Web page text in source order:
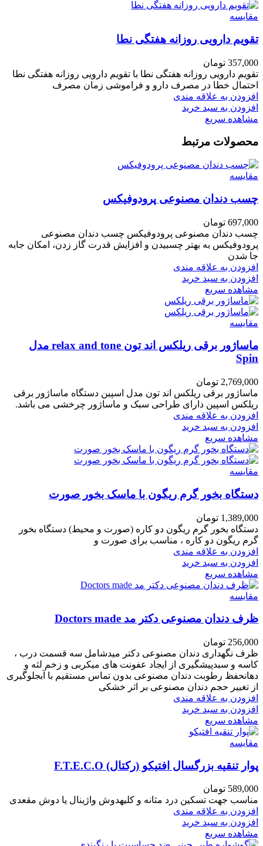
مقایسه
تقویم دارویی روزانه هفتگی نطا
357,000 تومان
تقویم دارویی روزانه هفتگی نطا با تقویم دارویی روزانه هفتگی نطا
احتمال خطا در مصرف دارو و فراموشی زمان مصرف
افزودن به علاقه مندی
افزودن به سبد خرید
مشاهده سریع
محصولات مرتبط
مقایسه
چسب دندان مصنوعی پرودوفیکس
697,000 تومان
چسب دندان مصنوعی پرودوفیکس چسب دندان مصنوعی
پرودوفیکس به بهتر چسبیدن و افزایش قدرت گاز زدن، امکان جابه
جا شدن
افزودن به علاقه مندی
افزودن به سبد خرید
مشاهده سریع
مقایسه
ماساژور برقی ریلکس اند تون relax and tone مدل
Spin
2,769,000 تومان
ماساژور برقی ریلکس اند تون مدل اسپین دستگاه ماساژور برقی
ریلکس اسپین دارای طراحی سبک و ماساژور چرخشی می باشد.
افزودن به علاقه مندی
افزودن به سبد خرید
مشاهده سریع
مقایسه
دستگاه بخور گرم ریگون با ماسک بخور صورت
1,389,000 تومان
دستگاه بخور گرم ریگون دو کاره (صورت و محیط) دستگاه بخور
گرم ریگون دو کاره ، مناسب برای صورت و
افزودن به علاقه مندی
افزودن به سبد خرید
مشاهده سریع
مقایسه
ظرف دندان مصنوعی دکتر مد Doctors made
256,000 تومان
ظرف نگهداری دندان مصنوعی دکتر میدشامل سه قسمت درب ،
کاسه و سبدپیشگیری از ایجاد عفونت های میکربی و زخم لثه و
دهانحفظ رطوبت دندان مصنوعی بدون تماس مستقیم با آبجلوگیری
از تغییر حجم دندان مصنوعی بر اثر خشکی
افزودن به علاقه مندی
افزودن به سبد خرید
مشاهده سریع
مقایسه
پوار تنقیه بزرگسال افتیکو (رکتال) F.T.E.C.O
589,000 تومان
مناسب جهت تسکین درد مثانه و کلیهدوش واژینال یا دوش مقعدی
افزودن به علاقه مندی
افزودن به سبد خرید
مشاهده سریع